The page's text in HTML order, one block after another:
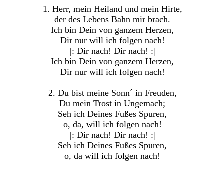
1. Herr, mein Heiland und mein Hirte,
der des Lebens Bahn mir brach.
Ich bin Dein von ganzem Herzen,
Dir nur will ich folgen nach!
|: Dir nach! Dir nach! :|
Ich bin Dein von ganzem Herzen,
Dir nur will ich folgen nach!
2. Du bist meine Sonn´ in Freuden,
Du mein Trost in Ungemach;
Seh ich Deines Fußes Spuren,
o, da, will ich folgen nach!
|: Dir nach! Dir nach! :|
Seh ich Deines Fußes Spuren,
o, da will ich folgen nach!